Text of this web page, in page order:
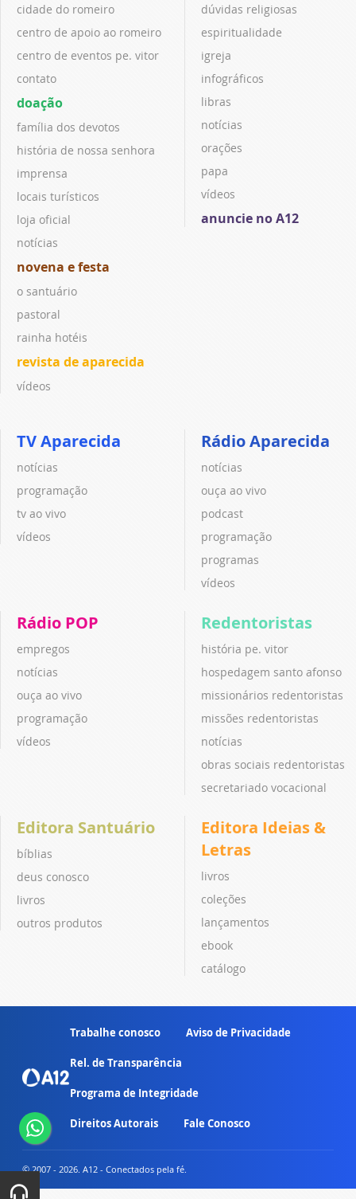
cidade do romeiro
centro de apoio ao romeiro
centro de eventos pe. vitor
contato
doação
família dos devotos
história de nossa senhora
imprensa
locais turísticos
loja oficial
notícias
novena e festa
o santuário
pastoral
rainha hotéis
revista de aparecida
vídeos
dúvidas religiosas
espiritualidade
igreja
infográficos
libras
notícias
orações
papa
vídeos
anuncie no A12
TV Aparecida
notícias
programação
tv ao vivo
vídeos
Rádio Aparecida
notícias
ouça ao vivo
podcast
programação
programas
vídeos
Rádio POP
empregos
notícias
ouça ao vivo
programação
vídeos
Redentoristas
história pe. vitor
hospedagem santo afonso
missionários redentoristas
missões redentoristas
notícias
obras sociais redentoristas
secretariado vocacional
Editora Santuário
bíblias
deus conosco
livros
outros produtos
Editora Ideias &
Letras
livros
coleções
lançamentos
ebook
catálogo
Trabalhe conosco Aviso de Privacidade
Rel. de Transparência
Programa de Integridade
Direitos Autorais Fale Conosco
© 2007 - 2026. A12 - Conectados pela fé.